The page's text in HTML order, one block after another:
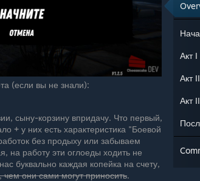
Акт I
Акт II
Акт
(если вы не знали):
сыну-корзину впридачу. Что первый,
+ у них есть характеристика "Боевой
без продыху или забываем
на работу эти оглоеды ходить не
буквально каждая копейка на счету,
чем они сами могут приносить.